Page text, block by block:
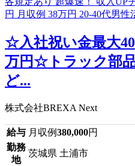
☆入社祝い金最大
万円☆トラック部
ど...
株式会社BREXA Next
給与 月収例380,000円
勤務
地
茨城県 土浦市